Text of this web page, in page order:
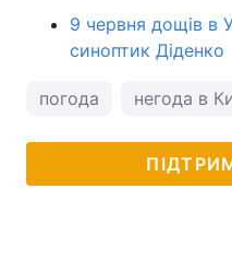
9 червня дощів в
синоптик Діденко
погода негода в